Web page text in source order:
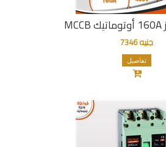
جنيه 7346
تفاصيل